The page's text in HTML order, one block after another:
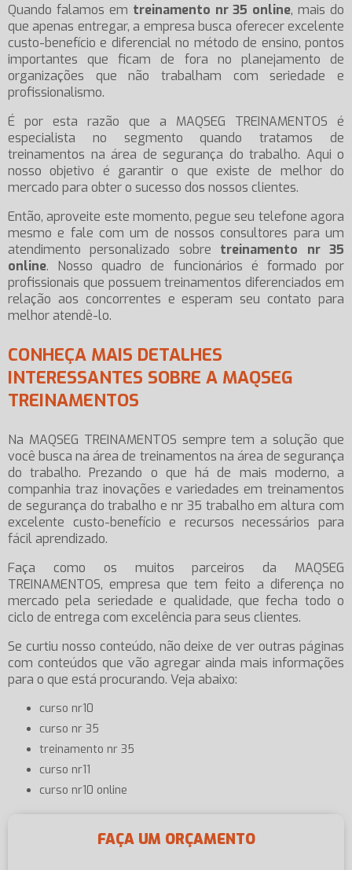
Quando falamos em treinamento nr 35 online, mais do
que apenas entregar, a empresa busca oferecer excelente
custo-benefício e diferencial no método de ensino, pontos
importantes que ficam de fora no planejamento de
organizações que não trabalham com seriedade e
profissionalismo.
É por esta razão que a MAQSEG TREINAMENTOS é
especialista no segmento quando tratamos de
treinamentos na área de segurança do trabalho. Aqui o
nosso objetivo é garantir o que existe de melhor do
mercado para obter o sucesso dos nossos clientes.
Então, aproveite este momento, pegue seu telefone agora
mesmo e fale com um de nossos consultores para um
atendimento personalizado sobre treinamento nr 35
online. Nosso quadro de funcionários é formado por
profissionais que possuem treinamentos diferenciados em
relação aos concorrentes e esperam seu contato para
melhor atendê-lo.
CONHEÇA MAIS DETALHES
INTERESSANTES SOBRE A MAQSEG
TREINAMENTOS
Na MAQSEG TREINAMENTOS sempre tem a solução que
você busca na área de treinamentos na área de segurança
do trabalho. Prezando o que há de mais moderno, a
companhia traz inovações e variedades em treinamentos
de segurança do trabalho e nr 35 trabalho em altura com
excelente custo-benefício e recursos necessários para
fácil aprendizado.
Faça como os muitos parceiros da MAQSEG
TREINAMENTOS, empresa que tem feito a diferença no
mercado pela seriedade e qualidade, que fecha todo o
ciclo de entrega com excelência para seus clientes.
Se curtiu nosso conteúdo, não deixe de ver outras páginas
com conteúdos que vão agregar ainda mais informações
para o que está procurando. Veja abaixo:
curso nr10
curso nr 35
treinamento nr 35
curso nr11
curso nr10 online
FAÇA UM ORÇAMENTO